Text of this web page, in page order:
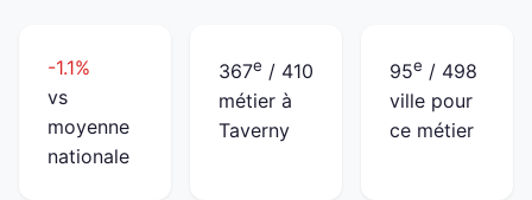
-1.1%
vs
moyenne
nationale
367e / 410
métier à
Taverny
95e / 498
ville pour
ce métier